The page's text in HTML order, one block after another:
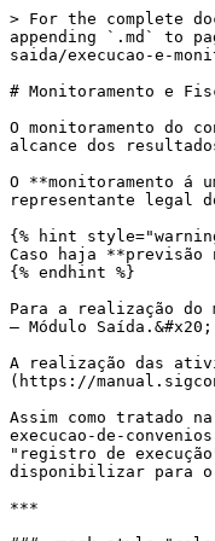
> For the complete documentation index, see [llms.txt](https://manual.sigconsaida.mg.gov.br/llms.txt). Markdown versions of documentation pages are available by appending `.md` to page URLs; this page is available as [Markdown](https://manual.sigconsaida.mg.gov.br/definicoes-gerais/tipos-de-instrumentos/convenios-de-saida/execucao-e-monitoramento/monitoramento-e-fiscalizacao.md).

# Monitoramento e Fiscalização

O monitoramento do convênio de saída corresponde ao conjunto de práticas contínuas destinadas ao acompanhamento da execução do convênio de saída, visando assegurar o alcance dos resultados pactuados e prevenir ou corrigir inconformidades.&#x20;

O **monitoramento á uma obrigação do concedente**, que deve ser executadas pelos agentes responsáveis pelo monitoramento, conforme designação realizada pelo representante legal do concedente, conforme tratado na seção anterior.&#x20;

{% hint style="warning" %}
Caso haja **previsão no instrumento**, as atividades de monitoramento e fiscalização podem ser reservadas para o **interveniente**.
{% endhint %}

Para a realização do monitoramento os agentes responsáveis deverão fazer uso das informações registradas pelo convenente sobre a execução do instrumento no Sigcon-MG – Módulo Saída.&#x20;

A realização